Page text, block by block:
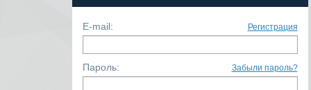
E-mail: Регистрация
Пароль: Забыли пароль?